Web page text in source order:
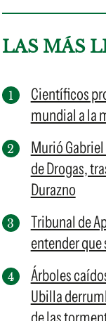
LAS MÁS
Científicos
mundial a la
Murió
de Drogas,
Durazno
Tribunal de
entender
Árboles
Ubilla